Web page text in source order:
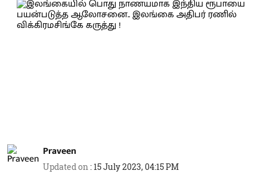
Praveen
Updated on :15 July 2023, 04:15 PM